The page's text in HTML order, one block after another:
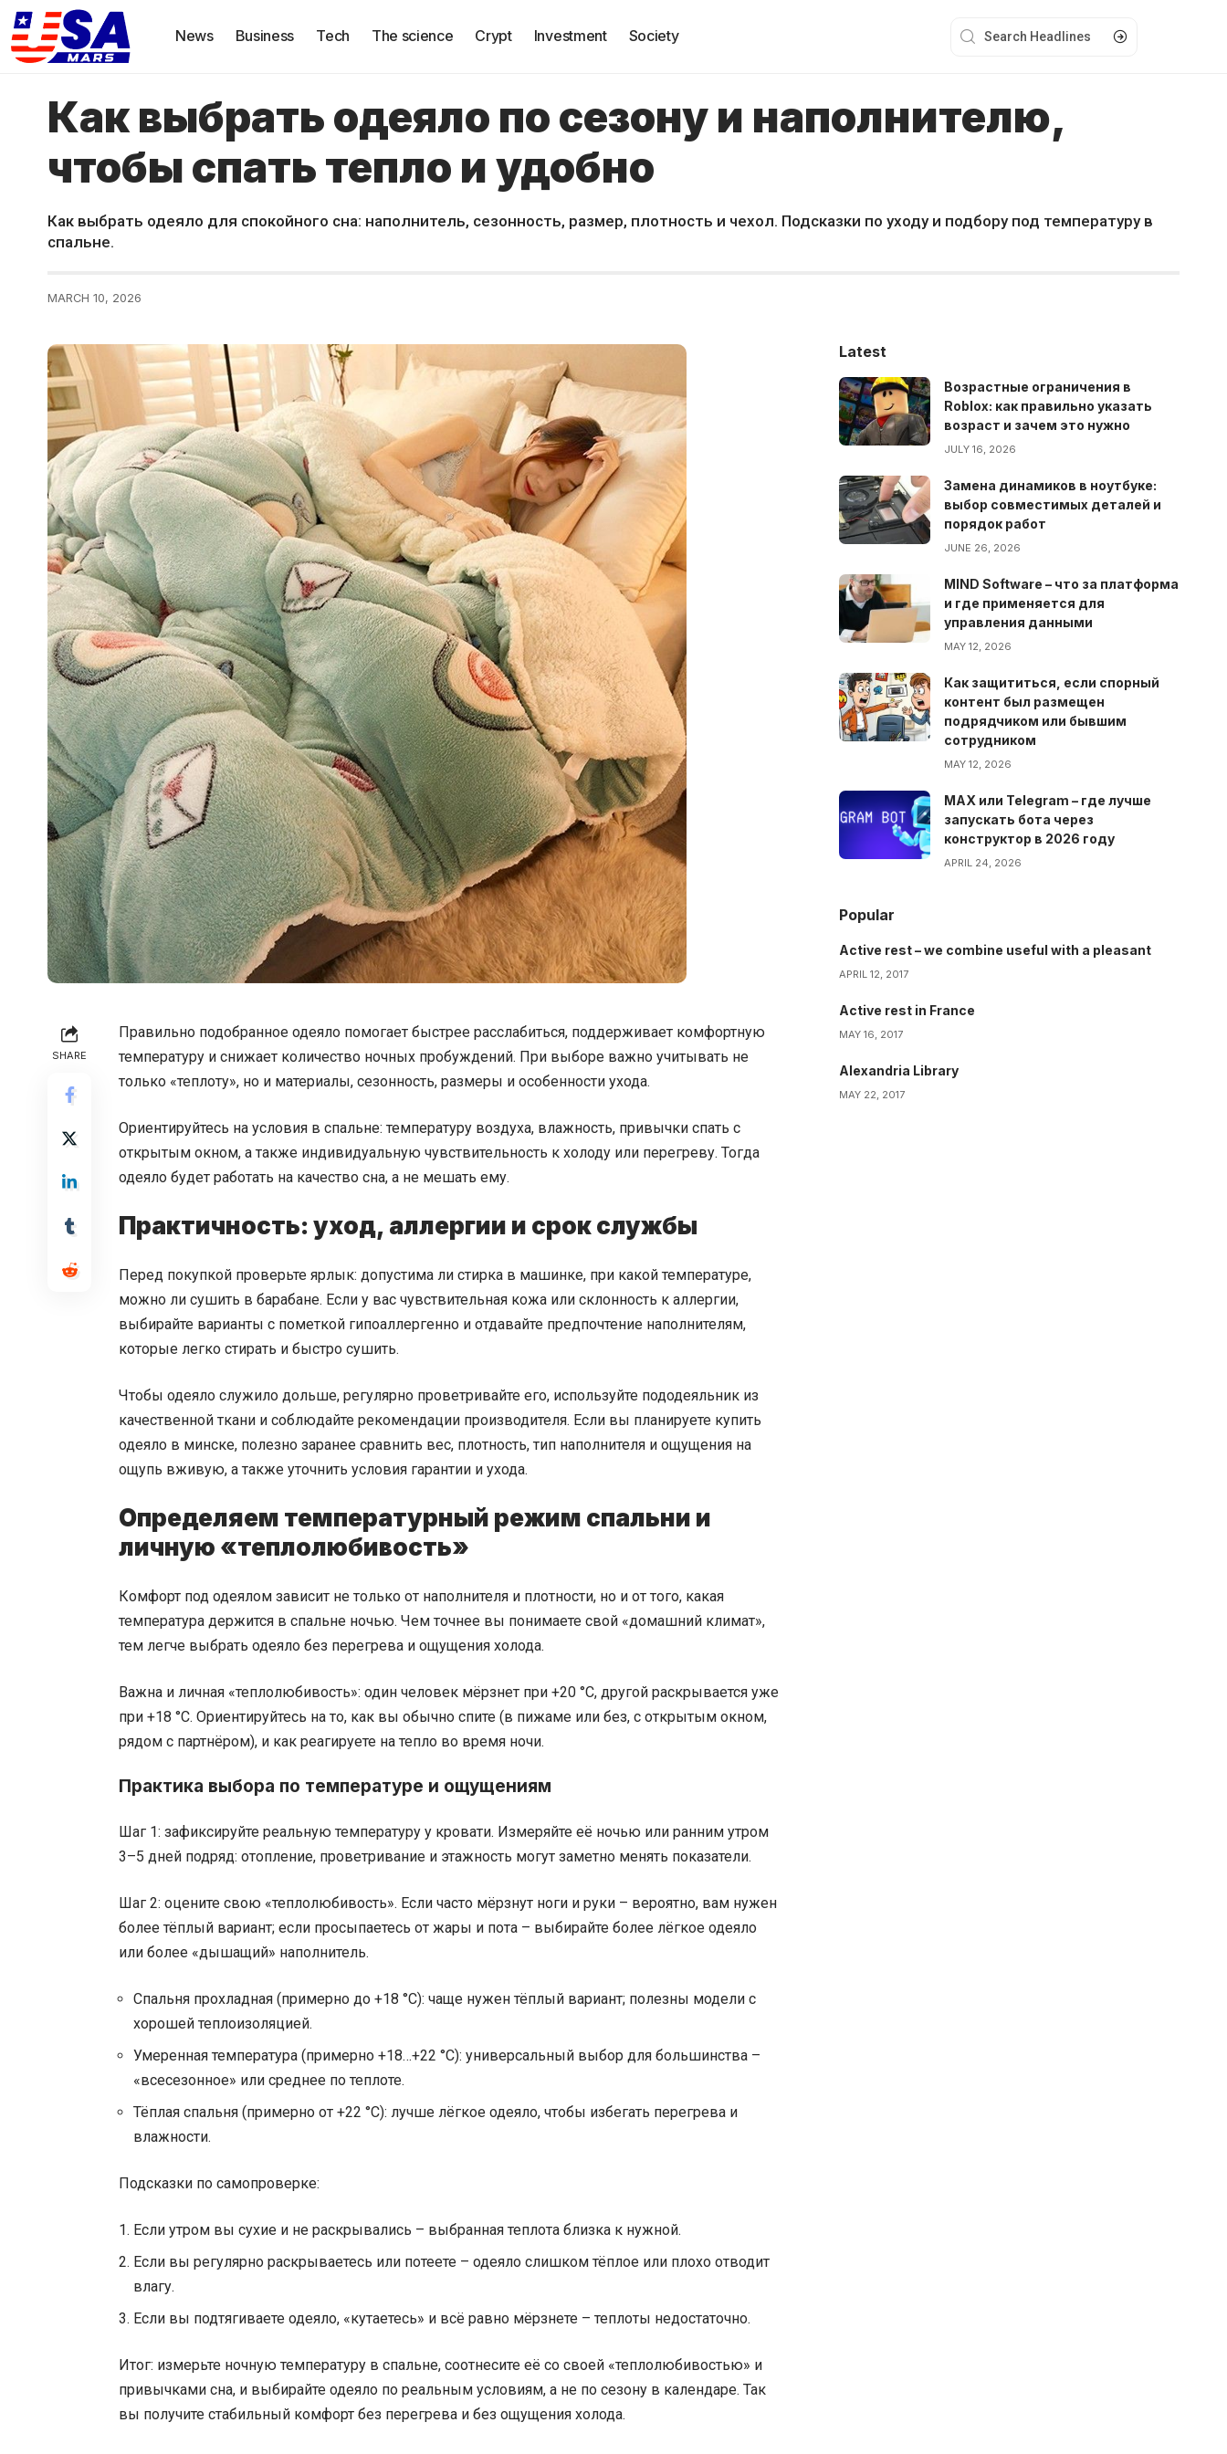
News Business Tech The science Crypt Investment Society
Как выбрать одеяло по сезону и наполнителю,
чтобы спать тепло и удобно
Как выбрать одеяло для спокойного сна: наполнитель, сезонность, размер, плотность и чехол. Подсказки по уходу и подбору под температуру в
спальне.
MARCH 10, 2026
SHARE
Правильно подобранное одеяло помогает быстрее расслабиться, поддерживает комфортную
температуру и снижает количество ночных пробуждений. При выборе важно учитывать не
только «теплоту», но и материалы, сезонность, размеры и особенности ухода.
Ориентируйтесь на условия в спальне: температуру воздуха, влажность, привычки спать с
открытым окном, а также индивидуальную чувствительность к холоду или перегреву. Тогда
одеяло будет работать на качество сна, а не мешать ему.
Практичность: уход, аллергии и срок службы
Перед покупкой проверьте ярлык: допустима ли стирка в машинке, при какой температуре,
можно ли сушить в барабане. Если у вас чувствительная кожа или склонность к аллергии,
выбирайте варианты с пометкой гипоаллергенно и отдавайте предпочтение наполнителям,
которые легко стирать и быстро сушить.
Чтобы одеяло служило дольше, регулярно проветривайте его, используйте пододеяльник из
качественной ткани и соблюдайте рекомендации производителя. Если вы планируете купить
одеяло в минске, полезно заранее сравнить вес, плотность, тип наполнителя и ощущения на
ощупь вживую, а также уточнить условия гарантии и ухода.
Определяем температурный режим спальни и
личную «теплолюбивость»
Комфорт под одеялом зависит не только от наполнителя и плотности, но и от того, какая
температура держится в спальне ночью. Чем точнее вы понимаете свой «домашний климат»,
тем легче выбрать одеяло без перегрева и ощущения холода.
Важна и личная «теплолюбивость»: один человек мёрзнет при +20 °C, другой раскрывается уже
при +18 °C. Ориентируйтесь на то, как вы обычно спите (в пижаме или без, с открытым окном,
рядом с партнёром), и как реагируете на тепло во время ночи.
Практика выбора по температуре и ощущениям
Шаг 1: зафиксируйте реальную температуру у кровати. Измеряйте её ночью или ранним утром
3–5 дней подряд: отопление, проветривание и этажность могут заметно менять показатели.
Шаг 2: оцените свою «теплолюбивость». Если часто мёрзнут ноги и руки – вероятно, вам нужен
более тёплый вариант; если просыпаетесь от жары и пота – выбирайте более лёгкое одеяло
или более «дышащий» наполнитель.
Спальня прохладная (примерно до +18 °C): чаще нужен тёплый вариант; полезны модели с
хорошей теплоизоляцией.
Умеренная температура (примерно +18…+22 °C): универсальный выбор для большинства –
«всесезонное» или среднее по теплоте.
Тёплая спальня (примерно от +22 °C): лучше лёгкое одеяло, чтобы избегать перегрева и
влажности.
Подсказки по самопроверке:
Если утром вы сухие и не раскрывались – выбранная теплота близка к нужной.
Если вы регулярно раскрываетесь или потеете – одеяло слишком тёплое или плохо отводит
влагу.
Если вы подтягиваете одеяло, «кутаетесь» и всё равно мёрзнете – теплоты недостаточно.
Итог: измерьте ночную температуру в спальне, соотнесите её со своей «теплолюбивостью» и
привычками сна, и выбирайте одеяло по реальным условиям, а не по сезону в календаре. Так
вы получите стабильный комфорт без перегрева и без ощущения холода.
Latest
Возрастные ограничения в
Roblox: как правильно указать
возраст и зачем это нужно
JULY 16, 2026
Замена динамиков в ноутбуке:
выбор совместимых деталей и
порядок работ
JUNE 26, 2026
MIND Software – что за платформа
и где применяется для
управления данными
MAY 12, 2026
Как защититься, если спорный
контент был размещен
подрядчиком или бывшим
сотрудником
MAY 12, 2026
MAX или Telegram – где лучше
запускать бота через
конструктор в 2026 году
APRIL 24, 2026
Popular
Active rest – we combine useful with a pleasant
APRIL 12, 2017
Active rest in France
MAY 16, 2017
Alexandria Library
MAY 22, 2017